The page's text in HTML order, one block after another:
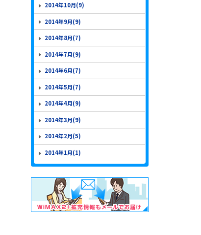
2014年10月(9)
2014年9月(9)
2014年8月(7)
2014年7月(9)
2014年6月(7)
2014年5月(7)
2014年4月(9)
2014年3月(9)
2014年2月(5)
2014年1月(1)